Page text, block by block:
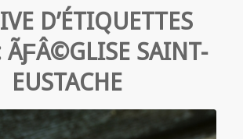
D’ÉTIQUETTES
ÃƑÂ©GLISE SAINT-
EUSTACHE